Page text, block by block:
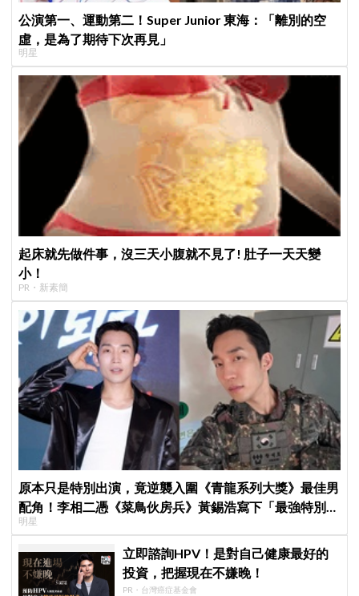
公演第一、運動第二！Super Junior 東海：「離別的空
虛，是為了期待下次再見」
明星
起床就先做件事，沒三天小腹就不見了! 肚子一天天變
小！
PR・新素簡
原本只是特別出演，竟逆襲入圍《青龍系列大獎》最佳男
配角！李相二憑《菜鳥伙房兵》黃錫浩寫下「最強特別出
演」傳奇
明星
立即諮詢HPV！是對自己健康最好的
投資，把握現在不嫌晚！
PR・台灣癌症基金會